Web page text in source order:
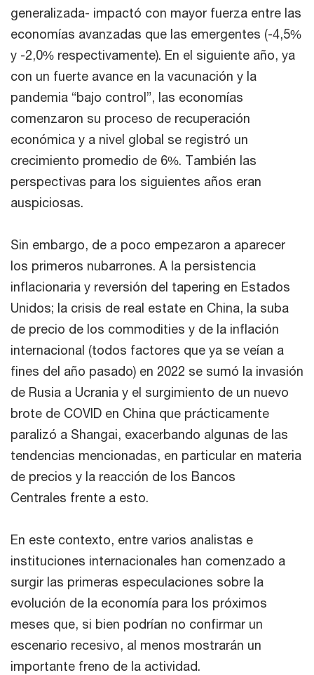
generalizada- impactó con mayor fuerza entre las
economías avanzadas que las emergentes (-4,5%
y -2,0% respectivamente). En el siguiente año, ya
con un fuerte avance en la vacunación y la
pandemia “bajo control”, las economías
comenzaron su proceso de recuperación
económica y a nivel global se registró un
crecimiento promedio de 6%. También las
perspectivas para los siguientes años eran
auspiciosas.
Sin embargo, de a poco empezaron a aparecer
los primeros nubarrones. A la persistencia
inflacionaria y reversión del tapering en Estados
Unidos; la crisis de real estate en China, la suba
de precio de los commodities y de la inflación
internacional (todos factores que ya se veían a
fines del año pasado) en 2022 se sumó la invasión
de Rusia a Ucrania y el surgimiento de un nuevo
brote de COVID en China que prácticamente
paralizó a Shangai, exacerbando algunas de las
tendencias mencionadas, en particular en materia
de precios y la reacción de los Bancos
Centrales frente a esto.
En este contexto, entre varios analistas e
instituciones internacionales han comenzado a
surgir las primeras especulaciones sobre la
evolución de la economía para los próximos
meses que, si bien podrían no confirmar un
escenario recesivo, al menos mostrarán un
importante freno de la actividad.